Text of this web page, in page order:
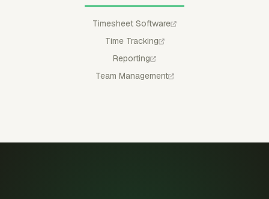
Timesheet Software
Time Tracking
Reporting
Team Management